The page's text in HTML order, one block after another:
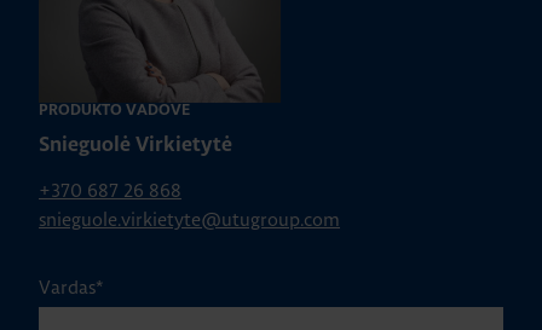
PRODUKTO VADOVĖ
Snieguolė Virkietytė
+370 687 26 868
snieguole.virkietyte@utugroup.com
Vardas*